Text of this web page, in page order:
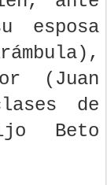
esposa
(Juan
de
Beto